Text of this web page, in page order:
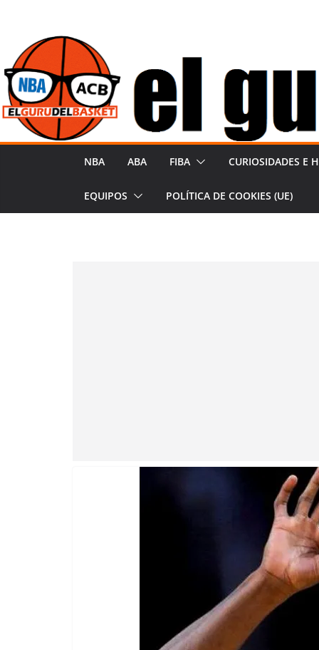
contenido
NBA ABA FIBA CURIOSIDADES E
EQUIPOS POLÍTICA DE COOKIES (UE)